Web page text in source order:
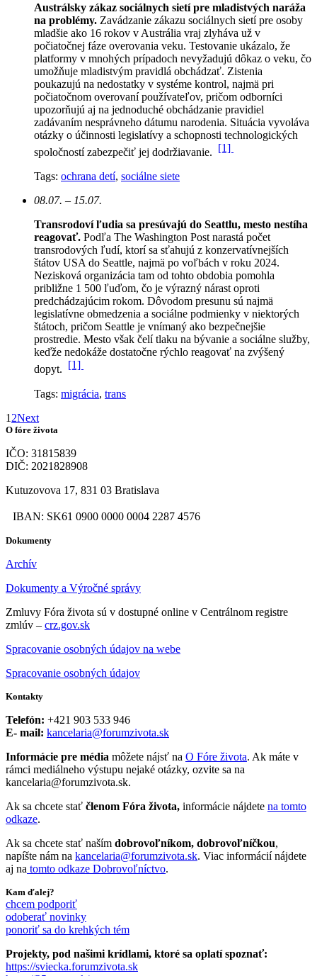
Austrálsky zákaz sociálnych sietí pre mladistvých naráža
na problémy. Zavádzanie zákazu sociálnych sietí pre osoby
mladšie ako 16 rokov v Austrália vraj zlyháva už v
počiatočnej fáze overovania veku. Testovanie ukázalo, že
platformy v mnohých prípadoch nevyžadujú dôkaz o veku, čo
umožňuje mladistvým pravidlá obchádzať. Zistenia
poukazujú na nedostatky v systéme kontrol, najmä pri
počiatočnom overovaní používateľov, pričom odborníci
upozorňujú aj na jednoduché obchádzanie pravidiel
zadávaním nesprávneho dátumu narodenia. Situácia vyvoláva
otázky o účinnosti legislatívy a schopnosti technologických
spoločností zabezpečiť jej dodržiavanie. [1]
Tags: ochrana detí, sociálne siete
08.07. – 15.07.
Transrodoví ľudia sa presúvajú do Seattlu, mesto nestíha
reagovať. Podľa The Washington Post narastá počet
transrodových ľudí, ktorí sa sťahujú z konzervatívnejších
štátov USA do Seattle, najmä po voľbách v roku 2024.
Nezisková organizácia tam od tohto obdobia pomohla
približne 1 500 ľuďom, čo je výrazný nárast oproti
predchádzajúcim rokom. Dôvodom presunu sú najmä
legislatívne obmedzenia a sociálne podmienky v niektorých
štátoch, pričom Seattle je vnímaný ako bezpečnejšie
prostredie. Mesto však čelí tlaku na bývanie a sociálne služby,
keďže nedokáže dostatočne rýchlo reagovať na zvýšený
dopyt. [1]
Tags: migrácia, trans
1 2Next
O fóre života
IČO: 31815839
DIČ: 2021828908
Kutuzovova 17, 831 03 Bratislava
IBAN: SK61 0900 0000 0004 2287 4576
Dokumenty
Archív
Dokumenty a Výročné správy
Zmluvy Fóra života sú v dostupné online v Centrálnom registre
zmlúv – crz.gov.sk
Spracovanie osobných údajov na webe
Spracovanie osobných údajov
Kontakty
Telefón: +421 903 533 946
E- mail: kancelaria@forumzivota.sk
Informácie pre média môžete nájsť na O Fóre života. Ak máte v
rámci mediálneho výstupu nejaké otázky, ozvite sa na
kancelaria@forumzivota.sk.
Ak sa chcete stať členom Fóra života, informácie nájdete na tomto
odkaze.
Ak sa chcete stať naším dobrovoľníkom, dobrovoľníčkou,
napíšte nám na kancelaria@forumzivota.sk. Viac informácií nájdete
aj na tomto odkaze Dobrovoľníctvo.
Kam ďalej?
chcem podporiť
odoberať novinky
ponoriť sa do krehkých tém
Projekty, pod našimi krídlami, ktoré sa oplatí spoznať:
https://sviecka.forumzivota.sk